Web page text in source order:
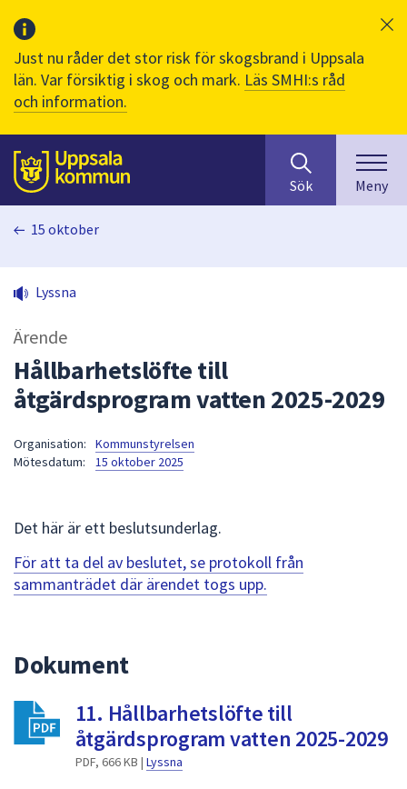
Just nu råder det stor risk för skogsbrand i Uppsala
län. Var försiktig i skog och mark. Läs SMHI:s råd
och information.
Till sidans
huvudinnehåll
efter
innehåll
på
sökförslag
för
att
navigera
för
att
Sök Meny
15 oktober
Lyssna
Ärende
Hållbarhetslöfte till
åtgärdsprogram vatten 2025-2029
Organisation:
Kommunstyrelsen
Mötesdatum:
15 oktober 2025
Det här är ett beslutsunderlag.
För att ta del av beslutet, se protokoll från
sammanträdet där ärendet togs upp.
Dokument
11. Hållbarhetslöfte till
åtgärdsprogram vatten 2025-2029
PDF, 666 KB | Lyssna